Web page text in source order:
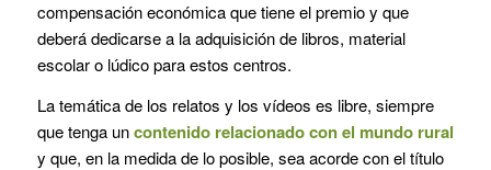
compensación económica que tiene el premio y que
deberá dedicarse a la adquisición de libros, material
escolar o lúdico para estos centros.
La temática de los relatos y los vídeos es libre, siempre
que tenga uncontenido relacionado con el mundo rural
y que, en la medida de lo posible, sea acorde con el título